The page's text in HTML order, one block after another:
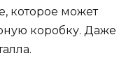
которое может
коробку. Даже